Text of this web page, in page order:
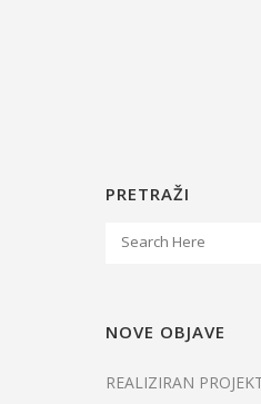
PRETRAŽI
NOVE OBJAVE
REALIZIRAN